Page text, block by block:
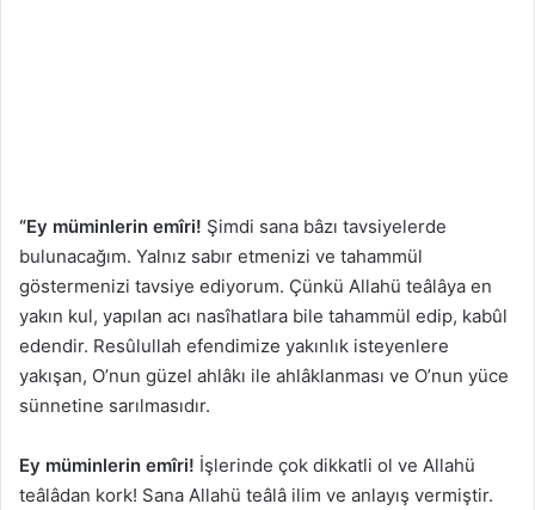
“Ey müminlerin emîri! Şimdi sana bâzı tavsiyelerde
bulunacağım. Yalnız sabır etmenizi ve tahammül
göstermenizi tavsiye ediyorum. Çünkü Allahü teâlâya en
yakın kul, yapılan acı nasîhatlara bile tahammül edip, kabûl
edendir. Resûlullah efendimize yakınlık isteyenlere
yakışan, O’nun güzel ahlâkı ile ahlâklanması ve O’nun yüce
sünnetine sarılmasıdır.
Ey müminlerin emîri! İşlerinde çok dikkatli ol ve Allahü
teâlâdan kork! Sana Allahü teâlâ ilim ve anlayış vermiştir.